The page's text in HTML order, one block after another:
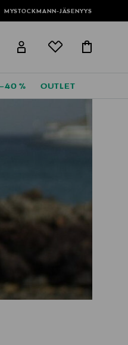
MYSTOCKMANN-JÄSENYYS
% OUTLET